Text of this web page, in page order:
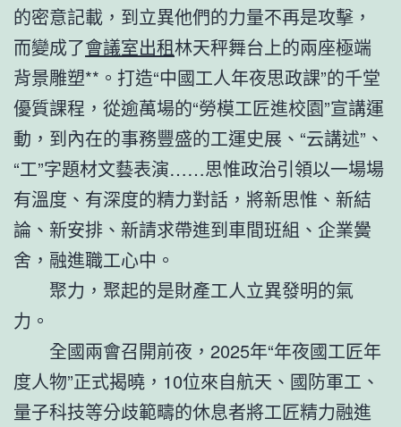
的密意記載，到立異他們的力量不再是攻擊，
而變成了會議室出租林天秤舞台上的兩座極端
背景雕塑**。打造“中國工人年夜思政課”的千堂
優質課程，從逾萬場的“勞模工匠進校園”宣講運
動，到內在的事務豐盛的工運史展、“云講述”、
“工”字題材文藝表演……思惟政治引領以一場場
有溫度、有深度的精力對話，將新思惟、新結
論、新安排、新請求帶進到車間班組、企業黌
舍，融進職工心中。
聚力，聚起的是財產工人立異發明的氣
力。
全國兩會召開前夜，2025年“年夜國工匠年
度人物”正式揭曉，10位來自航天、國防軍工、
量子科技等分歧範疇的休息者將工匠精力融進